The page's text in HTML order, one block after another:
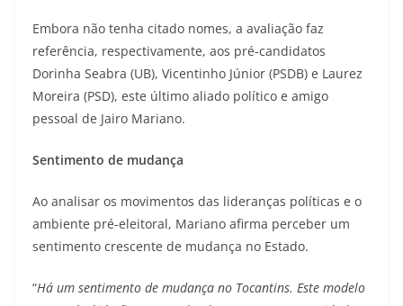
Embora não tenha citado nomes, a avaliação faz
referência, respectivamente, aos pré-candidatos
Dorinha Seabra (UB), Vicentinho Júnior (PSDB) e Laurez
Moreira (PSD), este último aliado político e amigo
pessoal de Jairo Mariano.
Sentimento de mudança
Ao analisar os movimentos das lideranças políticas e o
ambiente pré-eleitoral, Mariano afirma perceber um
sentimento crescente de mudança no Estado.
“Há um sentimento de mudança no Tocantins. Este modelo